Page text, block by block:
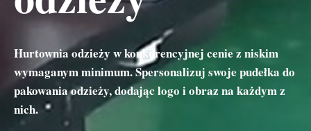
Hurtownia odzieży w konkurencyjnej cenie z niskim
wymaganym minimum. Spersonalizuj swoje pudełka do
pakowania odzieży, dodając logo i obraz na każdym z
nich.